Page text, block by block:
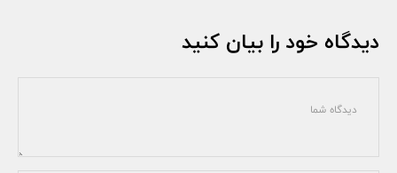
دیدگاه خود را بیان کنید